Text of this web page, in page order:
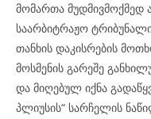
მომართა მუდმივმოქმედ
საარბიტრაჟო
თანხის დაკისრების
მოსმენის გარეშე
და მიღებულ იქნა
პლიუსის“ სარჩელის